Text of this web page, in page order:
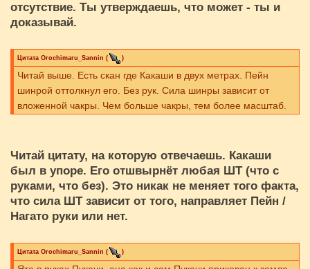
отсутствие. Ты утверждаешь, что может - ты и
доказывай.
Цитата Orochimaru_Sannin ( )
Читай выше. Есть скан где Какаши в двух метрах. Пейн
шинрой оттолкнул его. Без рук. Сила шинры зависит от
вложенной чакры. Чем больше чакры, тем более масштаб.
Читай цитату, на которую отвечаешь. Какаши
был в упоре. Его отшвырнёт любая ШТ (что с
руками, что без). Это никак не меняет того факта,
что сила ШТ зависит от того, направляет Пейн /
Нагато руки или нет.
Цитата Orochimaru_Sannin ( )